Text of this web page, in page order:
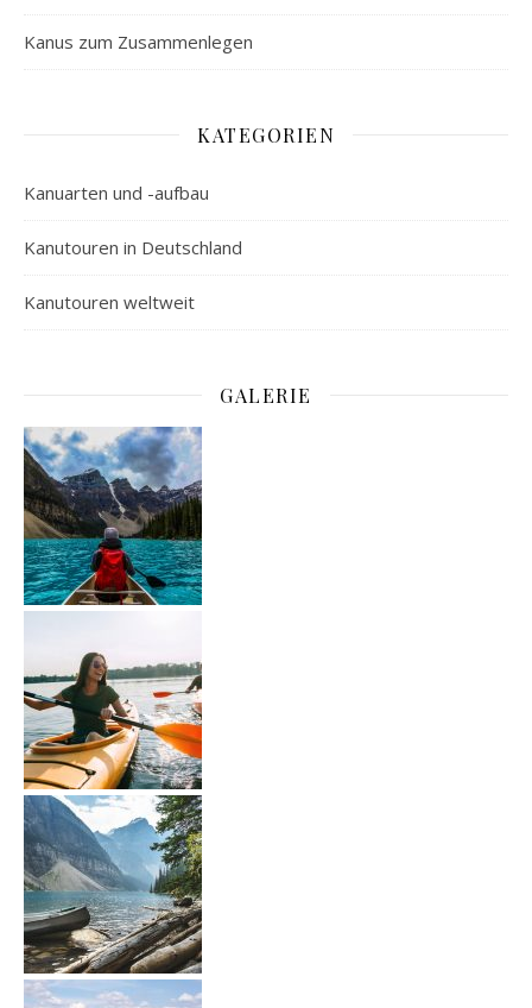
Kanus zum Zusammenlegen
KATEGORIEN
Kanuarten und -aufbau
Kanutouren in Deutschland
Kanutouren weltweit
GALERIE